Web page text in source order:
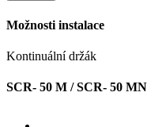
Možnosti instalace
Kontinuální držák
SCR- 50 M / SCR- 50 MN